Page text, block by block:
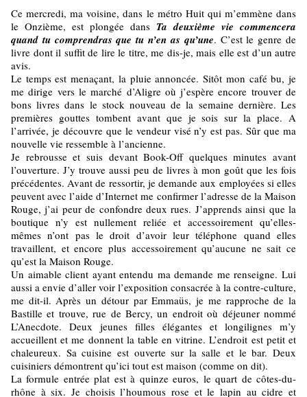
Ce mercredi, ma voisine, dans le métro Huit qui m’emmène dans
le Onzième, est plongée dans Ta deuxième vie commencera
quand tu comprendras que tu n’en as qu’une. C’est le genre de
livre dont il suffit de lire le titre, me dis-je, mais elle est d’un autre
avis.
Le temps est menaçant, la pluie annoncée. Sitôt mon café bu, je
me dirige vers le marché d’Aligre où j’espère encore trouver de
bons livres dans le stock nouveau de la semaine dernière. Les
premières gouttes tombent avant que je sois sur la place. A
l’arrivée, je découvre que le vendeur visé n’y est pas. Sûr que ma
nouvelle vie ressemble à l’ancienne.
Je rebrousse et suis devant Book-Off quelques minutes avant
l’ouverture. J’y trouve aussi peu de livres à mon goût que les fois
précédentes. Avant de ressortir, je demande aux employées si elles
peuvent avec l’aide d’Internet me confirmer l’adresse de la Maison
Rouge, j’ai peur de confondre deux rues. J’apprends ainsi que la
boutique n’y est nullement reliée et accessoirement qu’elles-
mêmes n’ont pas le droit d’avoir leur téléphone quand elles
travaillent, et encore plus accessoirement qu’aucune ne sait ce
qu’est la Maison Rouge.
Un aimable client ayant entendu ma demande me renseigne. Lui
aussi a envie d’aller voir l’exposition consacrée à la contre-culture,
me dit-il. Après un détour par Emmaüs, je me rapproche de la
Bastille et trouve, rue de Bercy, un endroit où déjeuner nommé
L’Anecdote. Deux jeunes filles élégantes et longilignes m’y
accueillent et me donnent la table en vitrine. L’endroit est petit et
chaleureux. Sa cuisine est ouverte sur la salle et le bar. Deux
cuisiniers démontrent qu’ici tout est maison (comme on dit).
La formule entrée plat est à quinze euros, le quart de côtes-du-
rhône à six. Je choisis l’houmous rose et le lapin au cidre et